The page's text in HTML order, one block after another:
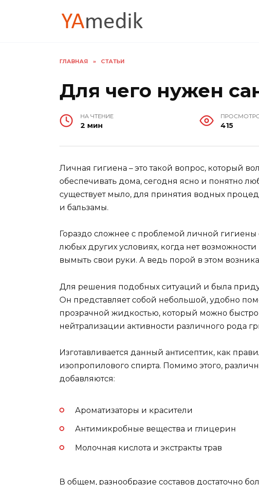
ГЛАВНАЯ » СТАТЬИ
Для чего нужен
НА ЧТЕНИЕ
2 мин 415
Личная гигиена – это такой вопрос, который
обеспечивать дома, сегодня ясно и понятно
существует мыло, для принятия водных
и бальзамы.
Гораздо сложнее с проблемой личной гигиены
любых других условиях, когда нет
вымыть свои руки. А ведь порой в этом
Для решения подобных ситуаций и была
Он представляет собой небольшой, удобно
прозрачной жидкостью, который можно быстро
нейтрализации активности различного рода
Изготавливается данный антисептик, как
изопропилового спирта. Помимо этого,
добавляются:
Ароматизаторы и красители
Антимикробные вещества и глицерин
Молочная кислота и экстракты трав
В общем, разнообразие составов достаточно